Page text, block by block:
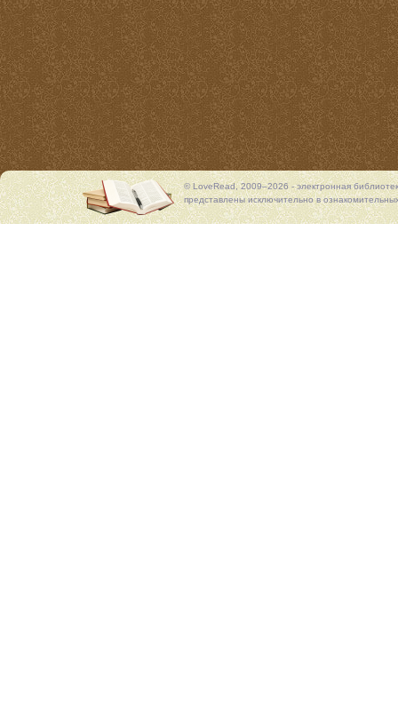
© LoveRead, 2009–2026 - электронная
представлены исключительно в